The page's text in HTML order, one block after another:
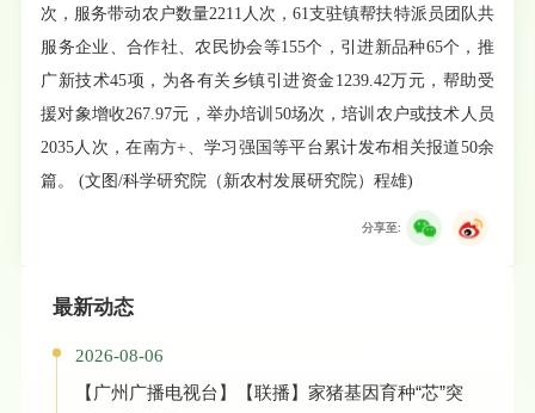
次，服务带动农户数量2211人次，61支驻镇帮扶特派员团队共
服务企业、合作社、农民协会等155个，引进新品种65个，推
广新技术45项，为各有关乡镇引进资金1239.42万元，帮助受
援对象增收267.97元，举办培训50场次，培训农户或技术人员
2035人次，在南方+、学习强国等平台累计发布相关报道50余
篇。 (文图/科学研究院（新农村发展研究院）程雄)
分享至:
最新动态
2026-08-06
【广州广播电视台】【联播】家猪基因育种“芯”突